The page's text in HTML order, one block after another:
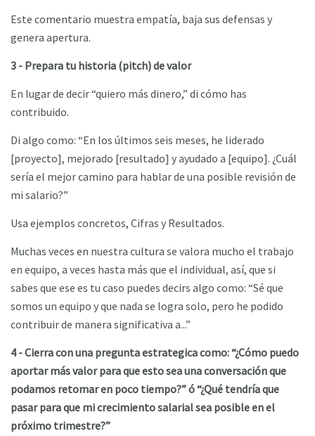
Este comentario muestra empatía, baja sus defensas y
genera apertura.
3 - Prepara tu historia (pitch) de valor
En lugar de decir “quiero más dinero,” di cómo has
contribuido.
Di algo como: “En los últimos seis meses, he liderado
[proyecto], mejorado [resultado] y ayudado a [equipo]. ¿Cuál
sería el mejor camino para hablar de una posible revisión de
mi salario?”
Usa ejemplos concretos, Cifras y Resultados.
Muchas veces en nuestra cultura se valora mucho el trabajo
en equipo, a veces hasta más que el individual, así, que si
sabes que ese es tu caso puedes decirs algo como: “Sé que
somos un equipo y que nada se logra solo, pero he podido
contribuir de manera significativa a...”
4 - Cierra con una pregunta estrategica como: “¿Cómo puedo
aportar más valor para que esto sea una conversación que
podamos retomar en poco tiempo?” ó “¿Qué tendría que
pasar para que mi crecimiento salarial sea posible en el
próximo trimestre?”